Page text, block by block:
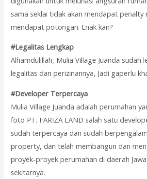
sama seklai tidak akan mendapat penalty
mendapat potongan. Enak kan?
#Legalitas Lengkap
Alhamdulillah, Mulia Village Juanda sudah
legalitas dan perizinannya, Jadi gaperlu
#Developer Terpercaya
Mulia Village Juanda adalah perumahan
foto PT. FARIZA LAND salah satu
sudah terpercaya dan sudah
property, dan telah membangun dan
proyek-proyek perumahan di daerah
sekitarnya.